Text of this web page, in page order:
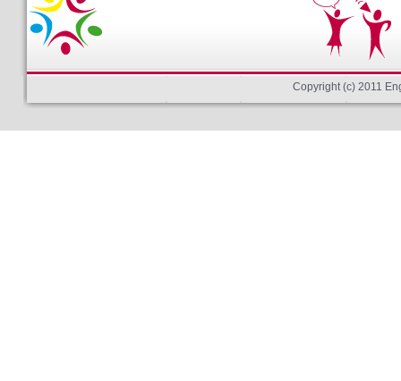
Copyright (c) 2011